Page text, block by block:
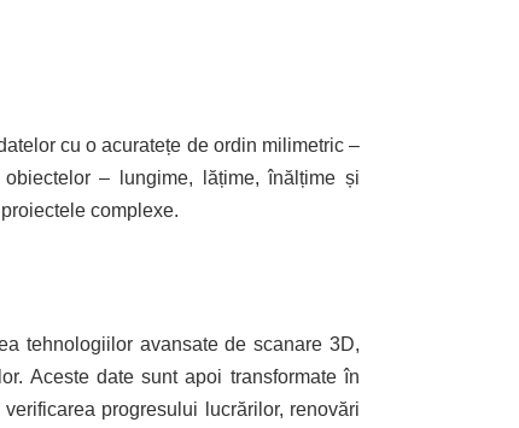
cu o acuratețe de ordin milimetric –
– lungime, lățime, înălțime și
complexe.
tehnologiilor avansate de scanare 3D,
Aceste date sunt apoi transformate în
progresului lucrărilor, renovări